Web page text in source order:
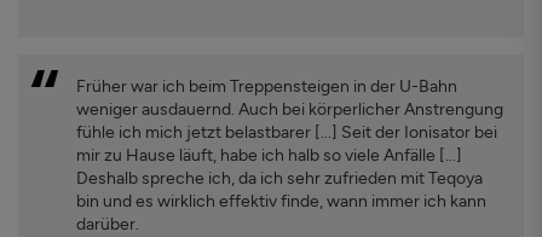
Früher war ich beim Treppensteigen in der U-Bahn
weniger ausdauernd. Auch bei körperlicher Anstrengung
fühle ich mich jetzt belastbarer [...] Seit der Ionisator bei
mir zu Hause läuft, habe ich halb so viele Anfälle [...]
Deshalb spreche ich, da ich sehr zufrieden mit Teqoya
bin und es wirklich effektiv finde, wann immer ich kann
darüber.